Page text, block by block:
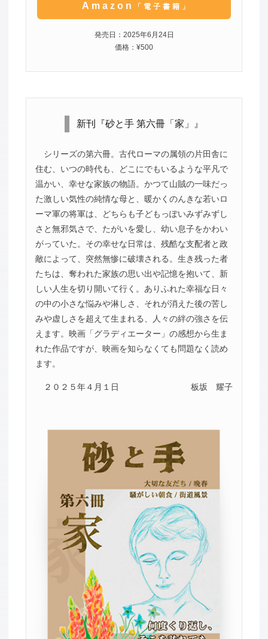
Amazon 「電子書籍」
発売日：2025年6月24日
価格：¥500
新刊『砂と手 第六冊「家」』
シリーズの第六冊。古代ローマの属領の片田舎に
住む、いつの時代も、どこにでもいるような平凡で
温かい、幸せな家族の物語。かつて山賊の一味だっ
た激しい気性の純情な母と、暖かくのんきな若いロ
ーマ軍の将軍は、どちらも子どもっぽいみずみずし
さと無邪気さで、たがいを愛し、幼い息子をかわい
がっていた。その幸せな日常は、残酷な支配者と政
敵によって、突然無惨に破壊される。生き残った者
たちは、奪われた家族の思い出や記憶を抱いて、新
しい人生を切り開いて行く。ありふれた幸福な日々
の中の小さな悩みや淋しさ、それが消えた後の苦し
みや虚しさを超えて生まれる、人々の絆の強さを伝
えます。映画「グラディエーター」の感想から生ま
れた作品ですが、映画を知らなくても問題なく読め
ます。
２０２５年４月１日 板坂 耀子